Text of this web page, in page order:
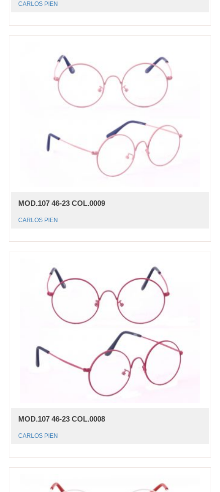
CARLOS PIEN
MOD.107 46-23 COL.0009
CARLOS PIEN
MOD.107 46-23 COL.0008
CARLOS PIEN